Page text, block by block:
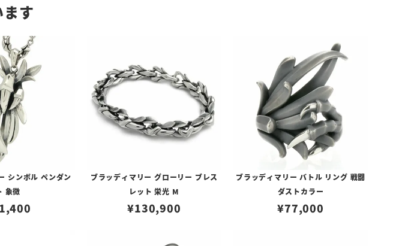
す
シンボル ペンダン
象徴
ブラッディマリー グローリー ブレス
レット 栄光 M
¥130,900
ブラッディマリー バトル リング 戦闘
ダストカラー
¥77,000